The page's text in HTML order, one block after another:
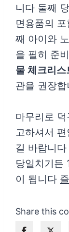
니다 둘째
면용품의
째 아이와
을 필히 준
물 체크리스
관을 권장합
마무리로
고하셔서
길 바랍니다
당일치기든
이 됩니다
Share this